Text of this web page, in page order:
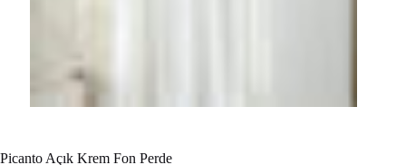
Picanto Açık Krem Fon Perde